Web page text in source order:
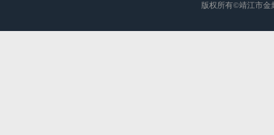
版权所有©靖江市